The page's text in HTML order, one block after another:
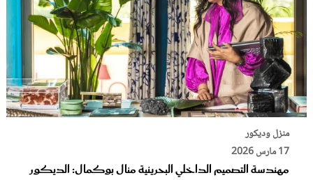
منزل وديكور
17 مارس 2026
مهندسة التصميم الداخلي البحرينية منال بوكمال: الديكور